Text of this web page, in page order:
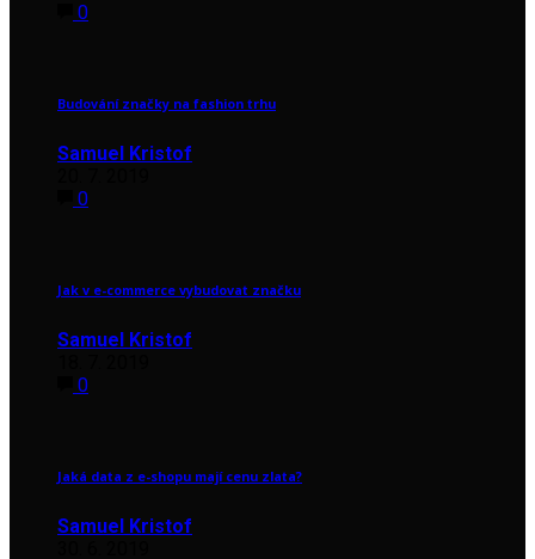
0
Budování značky na fashion trhu
Samuel Kristof
0
Jak v e-commerce vybudovat značku
Samuel Kristof
0
Jaká data z e-shopu mají cenu zlata?
Samuel Kristof